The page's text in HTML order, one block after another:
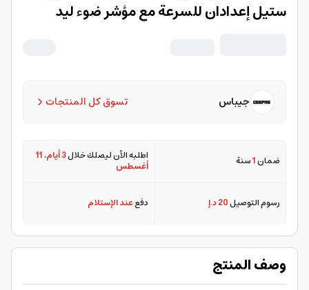
ستيل إعدادان للسرعة مع مؤشر ضوء ليد
Motor and Sharp Titanium Blades| 2.2
Liter Transparent Jar and Stainless Steel
with LED Light Indicator| 2 Years
Warranty 2.2 L 1200 W GSB44050
Silver/ Black
تسوق كل المنتجات جيباس
ضمان1سنة اطلبه الآن ليصلك خلال3 أيام ،11
أغسطس
رسوم التوصيل20 د.إ دفععند الإستلام
وصف المنتج